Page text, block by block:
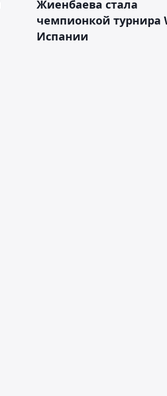
Жиенбаева стала
чемпионкой турнира
Испании